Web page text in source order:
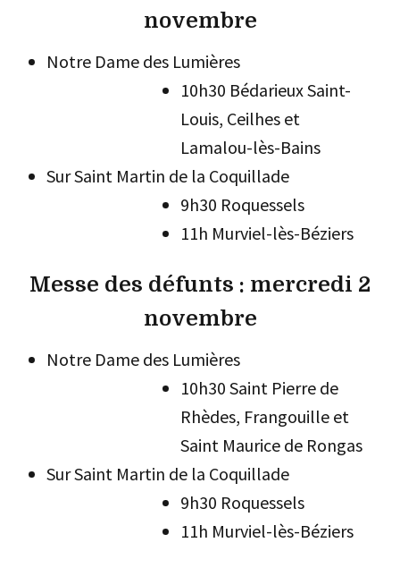
novembre
Notre Dame des Lumières
10h30 Bédarieux Saint-
Louis, Ceilhes et
Lamalou-lès-Bains
Sur Saint Martin de la Coquillade
9h30 Roquessels
11h Murviel-lès-Béziers
Messe des défunts : mercredi 2
novembre
Notre Dame des Lumières
10h30 Saint Pierre de
Rhèdes, Frangouille et
Saint Maurice de Rongas
Sur Saint Martin de la Coquillade
9h30 Roquessels
11h Murviel-lès-Béziers